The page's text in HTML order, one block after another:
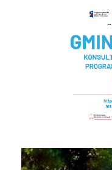
EKOINTERWENCJA